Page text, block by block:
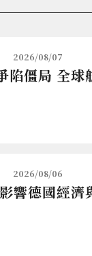
2026/08/07
陷僵局 全球
2026/08/06
響德國經濟